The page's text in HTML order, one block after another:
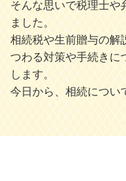
そんな思いで税理士や
ました。
相続税や生前贈与の解
つわる対策や手続きに
します。
今日から、相続につい